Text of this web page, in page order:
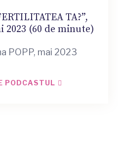
TA?”,
2023 (60 de minute)
POPP, mai 2023
PODCASTUL